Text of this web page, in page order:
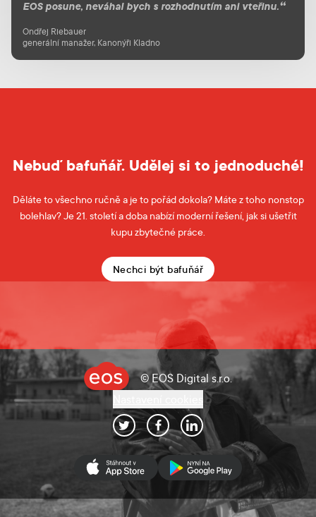
EOS posune, neváhal bych s rozhodnutím ani vteřinu.
Ondřej Riebauer
generální manažer, Kanonýři Kladno
Nebuď bafuňář. Udělej si to jednoduché!
Děláte to všechno ručně a je to pořád dokola? Máte z toho nonstop
bolehlav? Je 21. století a doba nabízí moderní řešení, jak si ušetřit
kupu zbytečné práce.
Nechci být bafuňář
© EOS Digital s.r.o.